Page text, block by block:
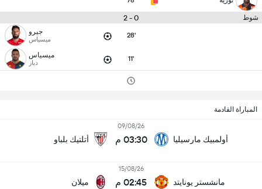
شوط 0 - 2
28' جيرو
ميسياس
11' ميسياس
دياز
المباراة القادمة
أولمبيك مارسيليا
09/08/26
03:30 م أتلتيك بلباو
مانشستر يونايتد
15/08/26
02:45 م ميلان